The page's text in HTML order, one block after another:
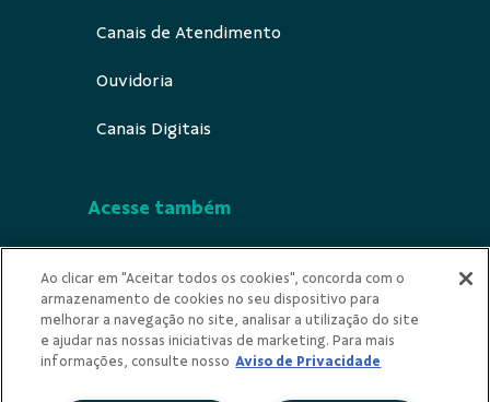
Canais de Atendimento
Ouvidoria
Canais Digitais
Acesse também
Indícios de Ilicitude
Privacidade
Ao clicar em "Aceitar todos os cookies", concorda com o
armazenamento de cookies no seu dispositivo para
melhorar a navegação no site, analisar a utilização do site
e ajudar nas nossas iniciativas de marketing. Para mais
informações, consulte nosso Aviso de Privacidade